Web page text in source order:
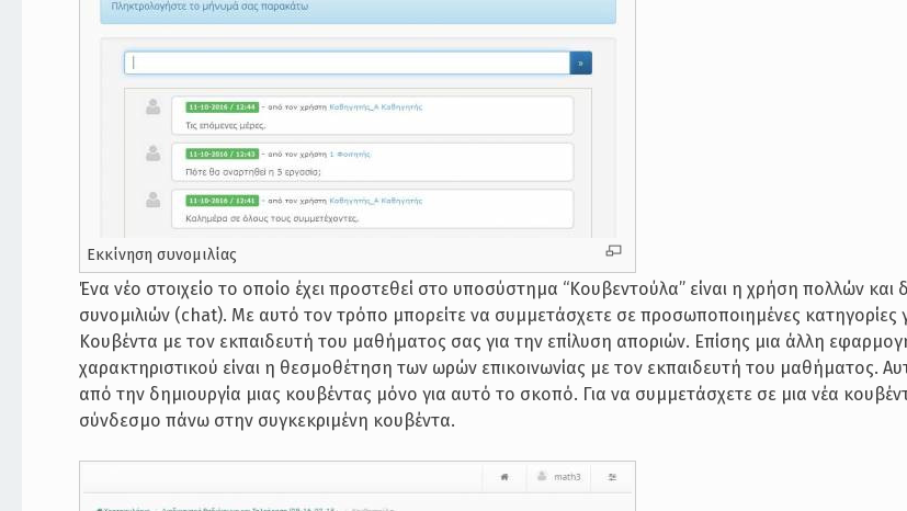
Εκκίνηση συνομιλίας
Ένα νέο στοιχείο το οποίο έχει προστεθεί στο υποσύστημα “Κουβεντούλα” είναι η χρήση πολλών και
συνομιλιών (chat). Με αυτό τον τρόπο μπορείτε να συμμετάσχετε σε προσωποποιημένες κατηγορίες
Κουβέντα με τον εκπαιδευτή του μαθήματος σας για την επίλυση αποριών. Επίσης μια άλλη
χαρακτηριστικού είναι η θεσμοθέτηση των ωρών επικοινωνίας με τον εκπαιδευτή του μαθήματος.
από την δημιουργία μιας κουβέντας μόνο για αυτό το σκοπό. Για να συμμετάσχετε σε μια νέα
σύνδεσμο πάνω στην συγκεκριμένη κουβέντα.